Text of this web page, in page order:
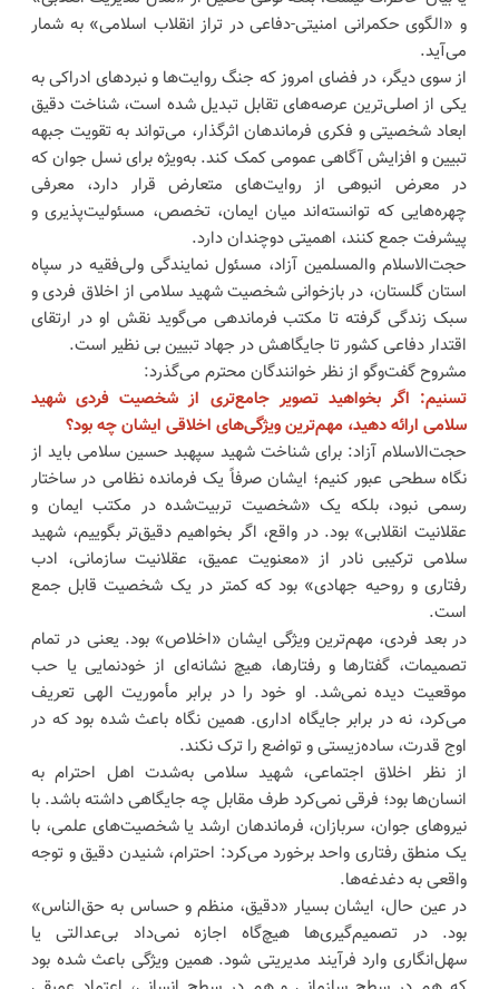
و «الگوی حکمرانی امنیتی-دفاعی در تراز انقلاب اسلامی» به شمار
می‌آید.
از سوی دیگر، در فضای امروز که جنگ روایت‌ها و نبردهای ادراکی به
یکی از اصلی‌ترین عرصه‌های تقابل تبدیل شده است، شناخت دقیق
ابعاد شخصیتی و فکری فرماندهان اثرگذار، می‌تواند به تقویت جبهه
تبیین و افزایش آگاهی عمومی کمک کند. به‌ویژه برای نسل جوان که
در معرض انبوهی از روایت‌های متعارض قرار دارد، معرفی
چهره‌هایی که توانسته‌اند میان ایمان، تخصص، مسئولیت‌پذیری و
پیشرفت جمع کنند، اهمیتی دوچندان دارد.
حجت‌الاسلام والمسلمین آزاد، مسئول نمایندگی ولی‌فقیه در سپاه
استان گلستان، در بازخوانی ‌شخصیت شهید سلامی‌ از اخلاق فردی و
سبک زندگی گرفته تا مکتب فرماندهی می‌گوید‌ نقش او در ارتقای
اقتدار دفاعی کشور تا جایگاهش در جهاد تبیین بی نظیر است.
مشروح گفت‌وگو ‌از نظر خوانندگان محترم می‌گذرد:
تسنیم: اگر بخواهید تصویر جامع‌تری از شخصیت فردی شهید
سلامی ارائه دهید، مهم‌ترین ویژگی‌های اخلاقی ایشان چه بود؟
حجت‌الاسلام آزاد: برای شناخت شهید سپهبد حسین سلامی باید از
نگاه سطحی عبور کنیم؛ ایشان صرفاً یک فرمانده نظامی در ساختار
رسمی نبود، بلکه یک «شخصیت تربیت‌شده در مکتب ایمان و
عقلانیت انقلابی» بود. در واقع، اگر بخواهیم دقیق‌تر بگوییم، شهید
سلامی ترکیبی نادر از «معنویت عمیق، عقلانیت سازمانی، ادب
رفتاری و روحیه جهادی» بود که کمتر در یک شخصیت قابل جمع
است.
در بعد فردی، مهم‌ترین ویژگی ایشان «اخلاص» بود. یعنی در تمام
تصمیمات، گفتارها و رفتارها، هیچ نشانه‌ای از خودنمایی یا حب
موقعیت دیده نمی‌شد. او خود را در برابر مأموریت الهی تعریف
می‌کرد، نه در برابر جایگاه اداری. همین نگاه باعث شده بود که در
اوج قدرت، ساده‌زیستی و تواضع را ترک نکند.
از نظر اخلاق اجتماعی، شهید سلامی به‌شدت اهل احترام به
انسان‌ها بود؛ فرقی نمی‌کرد طرف مقابل چه جایگاهی داشته باشد. با
نیروهای جوان، سربازان، فرماندهان ارشد یا شخصیت‌های علمی، با
یک منطق رفتاری واحد برخورد می‌کرد: احترام، شنیدن دقیق و توجه
واقعی به دغدغه‌ها.
در عین حال، ایشان بسیار «دقیق، منظم و حساس به حق‌الناس»
بود. در تصمیم‌گیری‌ها هیچ‌گاه اجازه نمی‌داد بی‌عدالتی یا
سهل‌انگاری وارد فرآیند مدیریتی شود. همین ویژگی باعث شده بود